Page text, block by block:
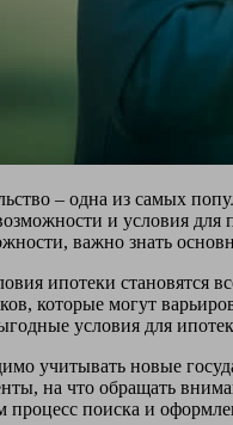
– одна из самых
и условия для
важно знать
ипотеки становятся
которые могут
условия для
учитывать новые
на что обращать
процесс поиска и